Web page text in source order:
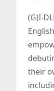
(G)I-
their